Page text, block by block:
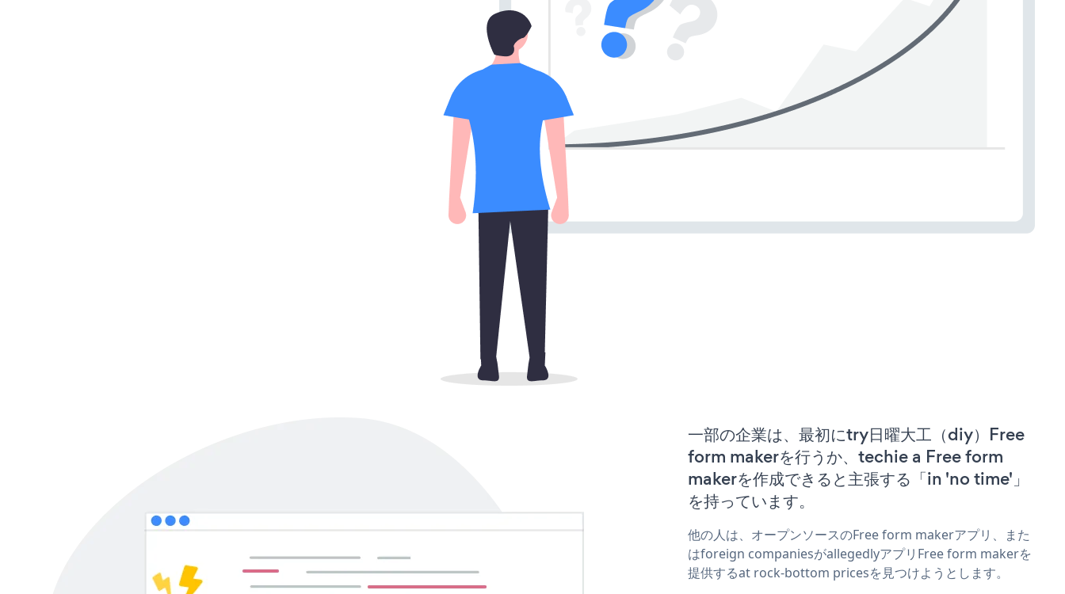
一部の企業は、最初にtry日曜大工（diy）Free
form makerを行うか、techie a Free form
makerを作成できると主張する「in 'no time'」
を持っています。
他の人は、オープンソースのFree form makerアプリ、また
はforeign companiesがallegedlyアプリFree form makerを
提供するat rock-bottom pricesを見つけようとします。